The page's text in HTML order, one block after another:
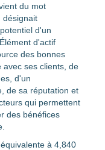
du mot
désignait
d'un
d'actif
des bonnes
avec ses clients, de
d'un
de sa réputation et
qui permettent
des bénéfices
à 4,840